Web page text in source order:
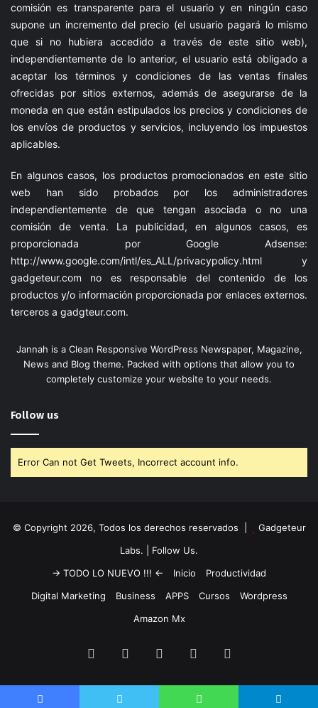
comisión es transparente para el usuario y en ningún caso
supone un incremento del precio (el usuario pagará lo mismo
que si no hubiera accedido a través de este sitio web),
independientemente de lo anterior, el usuario está obligado a
aceptar los términos y condiciones de las ventas finales
ofrecidas por sitios externos, además de asegurarse de la
moneda en que están estipulados los precios y condiciones de
los envíos de productos y servicios, incluyendo los impuestos
aplicables.
En algunos casos, los productos promocionados en este sitio
web han sido probados por los administradores
independientemente de que tengan asociada o no una
comisión de venta. La publicidad, en algunos casos, es
proporcionada por Google Adsense:
http://www.google.com/intl/es_ALL/privacypolicy.html y
gadgeteur.com no es responsable del contenido de los
productos y/o información proporcionada por enlaces externos.
terceros a gadgteur.com.
Jannah is a Clean Responsive WordPress Newspaper, Magazine,
News and Blog theme. Packed with options that allow you to
completely customize your website to your needs.
Follow us
Error Can not Get Tweets, Incorrect account info.
© Copyright 2026, Todos los derechos reservados |
Gadgeteur
Labs. | Follow Us.
-> TODO LO NUEVO !!! <-
Inicio
Productividad
Digital Marketing
Business APPS Cursos
Wordpress
Amazon Mx
FacebookTwitter Tumblr